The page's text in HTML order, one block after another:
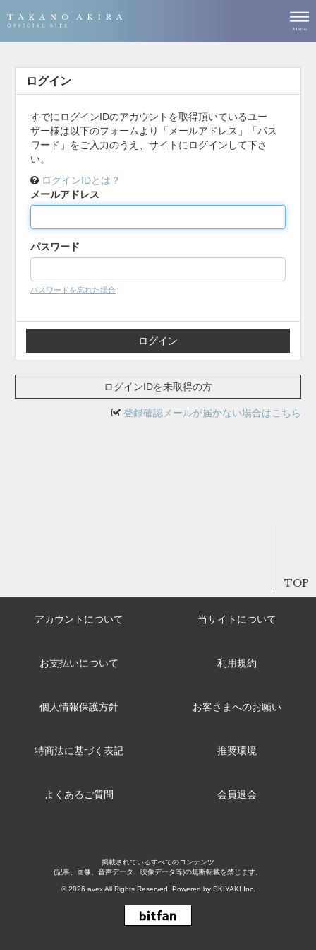
ログイン
すでにログインIDのアカウントを取得頂いているユー
ザー様は以下のフォームより「メールアドレス」「パス
ワード」をご入力のうえ、サイトにログインして下さ
い。
ログインIDとは？
メールアドレス
パスワード
パスワードを忘れた場合
ログインIDを未取得の方
登録確認メールが届かない場合はこちら
TOP
アカウントについて 当サイトについて
お支払いについて 利用規約
個人情報保護方針 お客さまへのお願い
特商法に基づく表記 推奨環境
よくあるご質問 会員退会
掲載されているすべてのコンテンツ
(記事、画像、音声データ、映像データ等)の無断転載を禁じます。
© 2026 avex All Rights Reserved. Powered by SKIYAKI Inc.